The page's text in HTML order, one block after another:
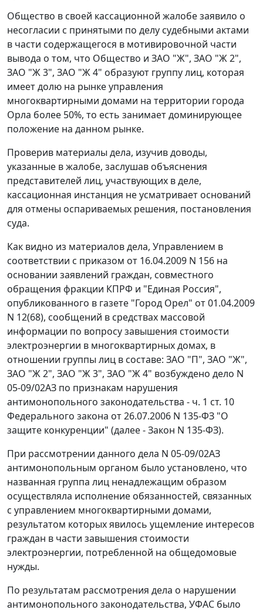
Общество в своей кассационной жалобе заявило о
несогласии с принятыми по делу судебными актами
в части содержащегося в мотивировочной части
вывода о том, что Общество и ЗАО "Ж", ЗАО "Ж 2",
ЗАО "Ж 3", ЗАО "Ж 4" образуют группу лиц, которая
имеет долю на рынке управления
многоквартирными домами на территории города
Орла более 50%, то есть занимает доминирующее
положение на данном рынке.
Проверив материалы дела, изучив доводы,
указанные в жалобе, заслушав объяснения
представителей лиц, участвующих в деле,
кассационная инстанция не усматривает оснований
для отмены оспариваемых решения, постановления
суда.
Как видно из материалов дела, Управлением в
соответствии с приказом от 16.04.2009 N 156 на
основании заявлений граждан, совместного
обращения фракции КПРФ и "Единая Россия",
опубликованного в газете "Город Орел" от 01.04.2009
N 12(68), сообщений в средствах массовой
информации по вопросу завышения стоимости
электроэнергии в многоквартирных домах, в
отношении группы лиц в составе: ЗАО "П", ЗАО "Ж",
ЗАО "Ж 2", ЗАО "Ж 3", ЗАО "Ж 4" возбуждено дело N
05-09/02АЗ по признакам нарушения
антимонопольного законодательства - ч. 1 ст. 10
Федерального закона от 26.07.2006 N 135-ФЗ "О
защите конкуренции" (далее - Закон N 135-ФЗ).
При рассмотрении данного дела N 05-09/02АЗ
антимонопольным органом было установлено, что
названная группа лиц ненадлежащим образом
осуществляла исполнение обязанностей, связанных
с управлением многоквартирными домами,
результатом которых явилось ущемление интересов
граждан в части завышения стоимости
электроэнергии, потребленной на общедомовые
нужды.
По результатам рассмотрения дела о нарушении
антимонопольного законодательства, УФАС было